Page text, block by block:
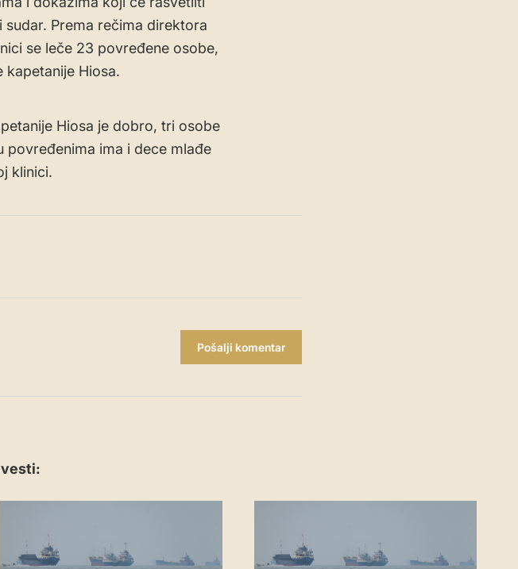
Prema rečima direktora
se leče 23 povređene osobe,
kapetanije Hiosa.
Hiosa je dobro, tri osobe
povređenima ima i dece mlađe
klinici.
Pošalji komentar